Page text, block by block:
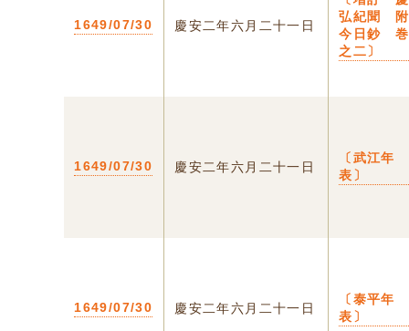
1649/07/30 慶安二年六月二十一日
弘紀聞 附
今日鈔 巻
之二〕
1649/07/30 慶安二年六月二十一日
〔武江年
表〕
1649/07/30 慶安二年六月二十一日
〔泰平年
表〕